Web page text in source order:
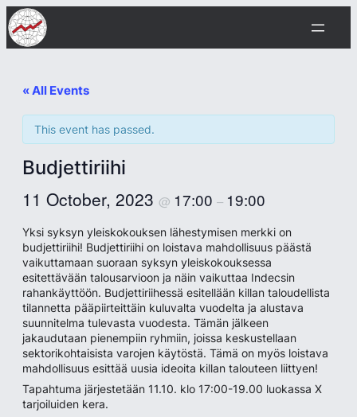
« All Events
This event has passed.
Budjettiriihi
11 October, 2023 @ 17:00 – 19:00
Yksi syksyn yleiskokouksen lähestymisen merkki on
budjettiriihi! Budjettiriihi on loistava mahdollisuus päästä
vaikuttamaan suoraan syksyn yleiskokouksessa
esitettävään talousarvioon ja näin vaikuttaa Indecsin
rahankäyttöön. Budjettiriihessä esitellään killan taloudellista
tilannetta pääpiirteittäin kuluvalta vuodelta ja alustava
suunnitelma tulevasta vuodesta. Tämän jälkeen
jakaudutaan pienempiin ryhmiin, joissa keskustellaan
sektorikohtaisista varojen käytöstä. Tämä on myös loistava
mahdollisuus esittää uusia ideoita killan talouteen liittyen!
Tapahtuma järjestetään 11.10. klo 17:00-19.00 luokassa X
tarjoiluiden kera.